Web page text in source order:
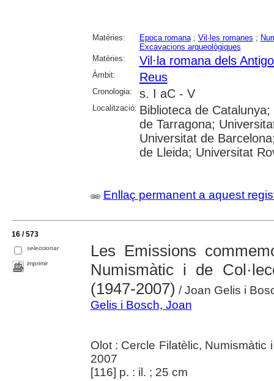
Matèries: Epoca romana; Vil·les romanes ;
Excavacions arqueològiques
Matèries:
Vil·la romana dels
Àmbit: Reus
Cronologia: s. I aC - V
Localització: Biblioteca de
de Tarragona;
Universitat de
de Lleida; Universitat
Enllaç permanent a aquest
16 / 573
seleccionar
imprimir
Les Emissions
Numismàtic i de
(1947-2007) / Joan Gelis i
Gelis i Bosch, Joan
Olot : Cercle Filatèlic, Numismàtic
2007
[116] p. : il. ; 25 cm